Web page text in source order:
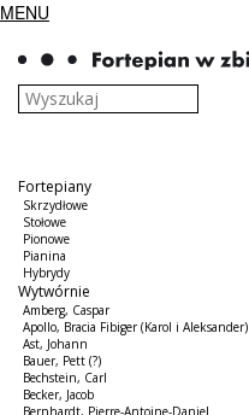
MENU
Fortepiany
Skrzydłowe
Stołowe
Pionowe
Pianina
Hybrydy
Wytwórnie
Amberg, Caspar
Apollo, Bracia Fibiger (Karol i Aleksander)
Ast, Johann
Bauer, Pett (?)
Bechstein, Carl
Becker, Jacob
Bernhardt, Pierre-Antoine-Daniel